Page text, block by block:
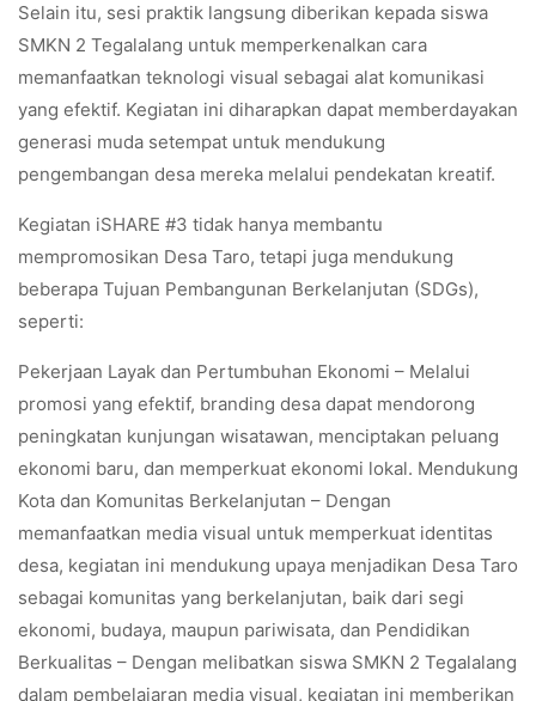
Selain itu, sesi praktik langsung diberikan kepada siswa
SMKN 2 Tegalalang untuk memperkenalkan cara
memanfaatkan teknologi visual sebagai alat komunikasi
yang efektif. Kegiatan ini diharapkan dapat memberdayakan
generasi muda setempat untuk mendukung
pengembangan desa mereka melalui pendekatan kreatif.
Kegiatan iSHARE #3 tidak hanya membantu
mempromosikan Desa Taro, tetapi juga mendukung
beberapa Tujuan Pembangunan Berkelanjutan (SDGs),
seperti:
Pekerjaan Layak dan Pertumbuhan Ekonomi – Melalui
promosi yang efektif, branding desa dapat mendorong
peningkatan kunjungan wisatawan, menciptakan peluang
ekonomi baru, dan memperkuat ekonomi lokal. Mendukung
Kota dan Komunitas Berkelanjutan – Dengan
memanfaatkan media visual untuk memperkuat identitas
desa, kegiatan ini mendukung upaya menjadikan Desa Taro
sebagai komunitas yang berkelanjutan, baik dari segi
ekonomi, budaya, maupun pariwisata, dan Pendidikan
Berkualitas – Dengan melibatkan siswa SMKN 2 Tegalalang
dalam pembelajaran media visual, kegiatan ini memberikan